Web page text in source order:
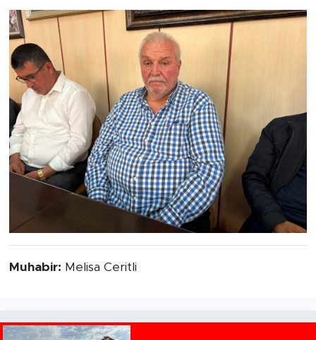
Muhabir: Melisa Ceritli